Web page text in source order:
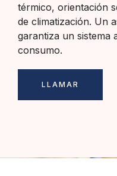
térmico, orientación
de climatización. Un
garantiza un sistema
consumo.
LLAMAR